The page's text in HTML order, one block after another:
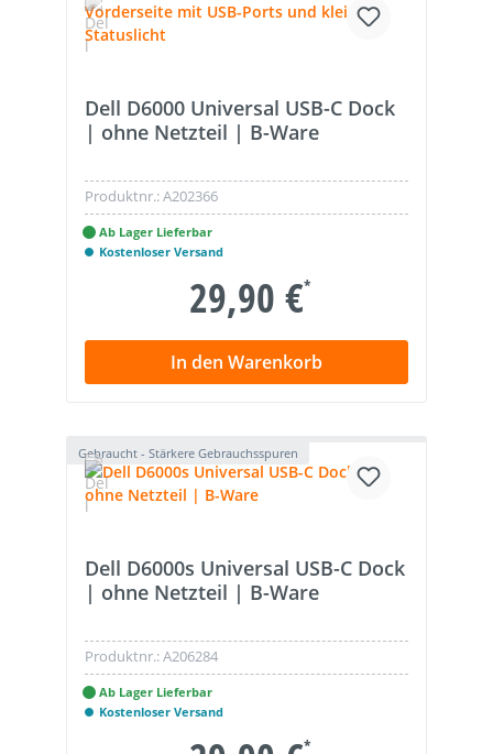
Dell D6000 Universal USB-C Dock
| ohne Netzteil | B-Ware
Produktnr.:A202366
Ab Lager Lieferbar
Kostenloser Versand
29,90 €*
In den Warenkorb
Gebraucht - Stärkere Gebrauchsspuren
Dell D6000s Universal USB-C Dock
| ohne Netzteil | B-Ware
Produktnr.:A206284
Ab Lager Lieferbar
Kostenloser Versand
*